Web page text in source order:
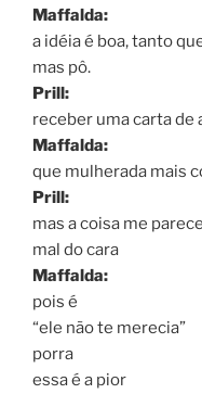
Maffalda:
a idéia é boa, tanto
mas pô.
Prill:
receber uma carta de
Maffalda:
que mulherada mais
Prill:
mas a coisa me
mal do cara
Maffalda:
pois é
“ele não te merecia”
porra
essa é a pior